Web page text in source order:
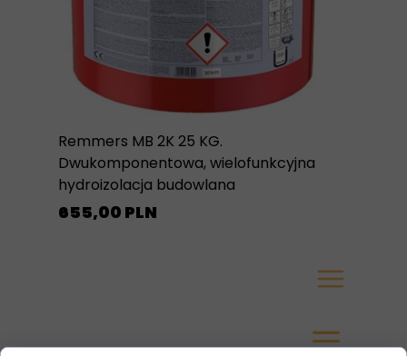
Remmers MB 2K 25 KG.
Dwukomponentowa, wielofunkcyjna
hydroizolacja budowlana
655,00 PLN